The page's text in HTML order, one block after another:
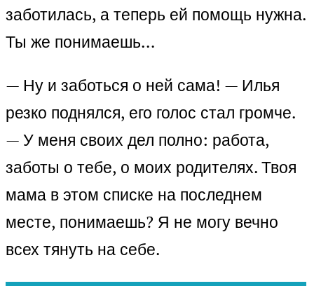
заботилась, а теперь ей помощь нужна.
Ты же понимаешь…
— Ну и заботься о ней сама! — Илья
резко поднялся, его голос стал громче.
— У меня своих дел полно: работа,
заботы о тебе, о моих родителях. Твоя
мама в этом списке на последнем
месте, понимаешь? Я не могу вечно
всех тянуть на себе.